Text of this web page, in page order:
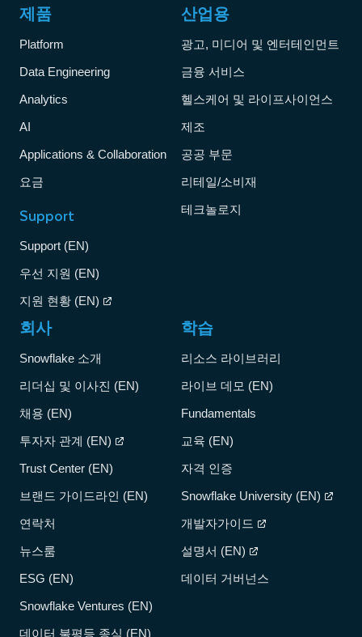
제품
Platform
Data Engineering
Analytics
AI
Applications & Collaboration
요금
Support
Support (EN)
우선 지원 (EN)
지원 현황 (EN)
산업용
광고, 미디어 및 엔터테인먼트
금융 서비스
헬스케어 및 라이프사이언스
제조
공공 부문
리테일/소비재
테크놀로지
회사
Snowflake 소개
리더십 및 이사진 (EN)
채용 (EN)
투자자 관계 (EN)
Trust Center (EN)
브랜드 가이드라인 (EN)
연락처
뉴스룸
ESG (EN)
Snowflake Ventures (EN)
데이터 불평등 종식 (EN)
학습
리소스 라이브러리
라이브 데모 (EN)
Fundamentals
교육 (EN)
자격 인증
Snowflake University (EN)
개발자가이드
설명서 (EN)
데이터 거버넌스